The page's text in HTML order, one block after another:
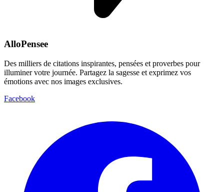
AlloPensee
Des milliers de citations inspirantes, pensées et proverbes pour
illuminer votre journée. Partagez la sagesse et exprimez vos
émotions avec nos images exclusives.
Facebook